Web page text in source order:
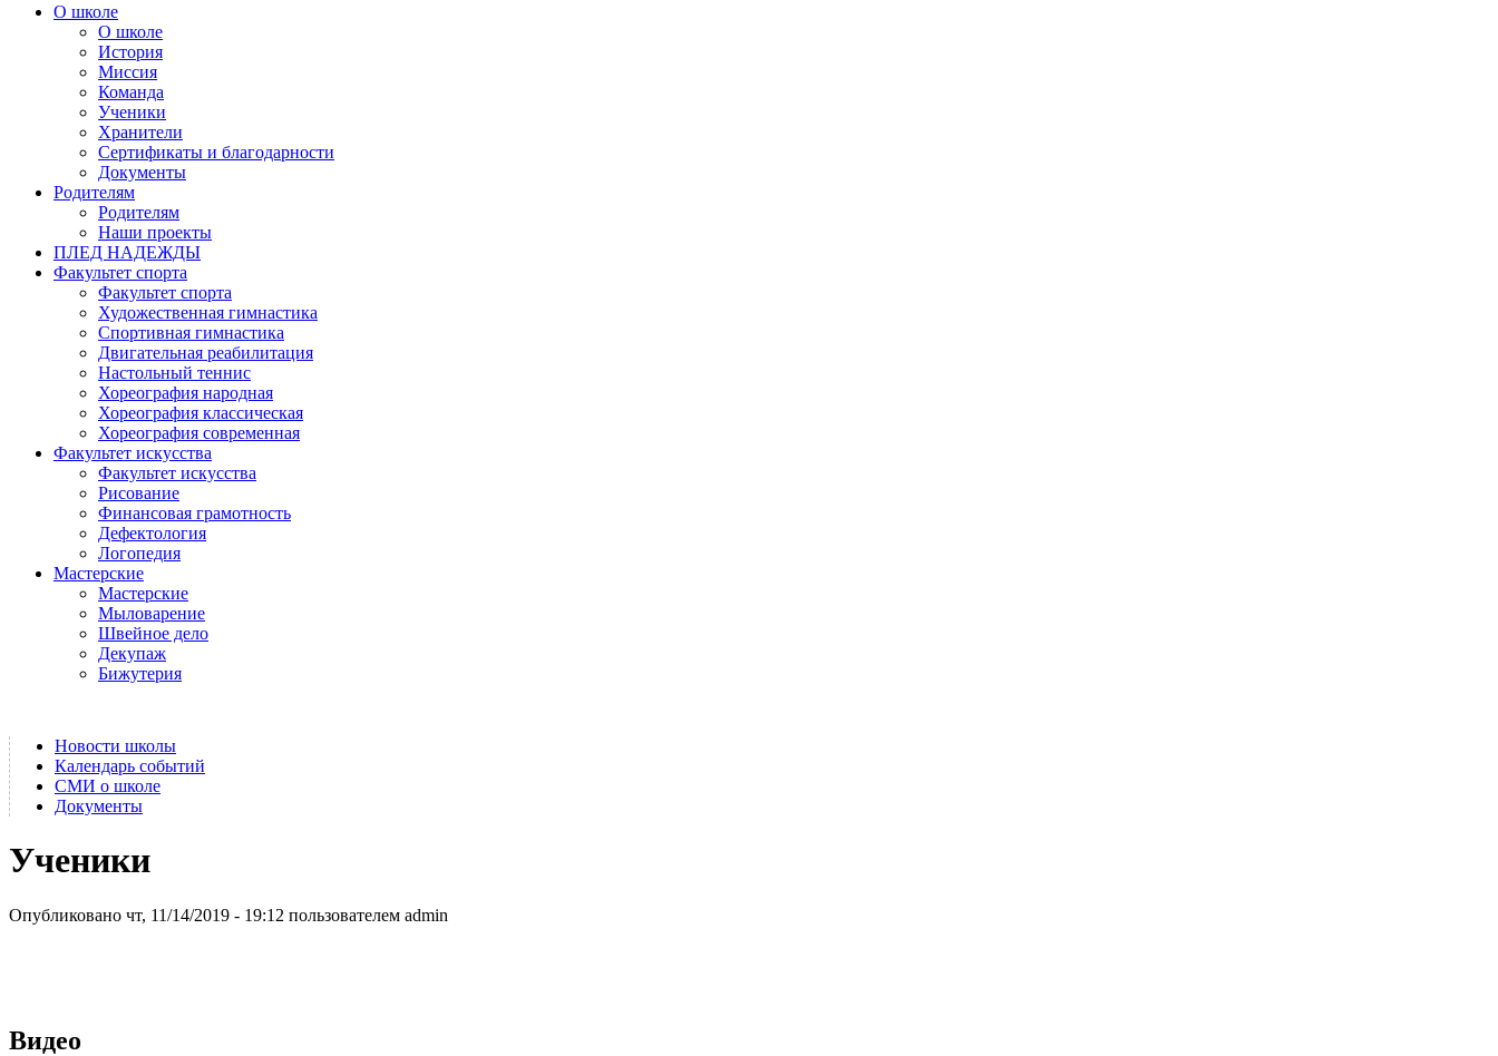
О школе
О школе
История
Миссия
Команда
Ученики
Хранители
Сертификаты и благодарности
Документы
Родителям
Родителям
Наши проекты
ПЛЕД НАДЕЖДЫ
Факультет спорта
Факультет спорта
Художественная гимнастика
Спортивная гимнастика
Двигательная реабилитация
Настольный теннис
Хореография народная
Хореография классическая
Хореография современная
Факультет искусства
Факультет искусства
Рисование
Финансовая грамотность
Дефектология
Логопедия
Мастерские
Мастерские
Мыловарение
Швейное дело
Декупаж
Бижутерия
Новости школы
Календарь событий
СМИ о школе
Документы
Ученики
Опубликовано чт, 11/14/2019 - 19:12 пользователем admin
Видео